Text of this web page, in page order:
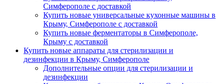
Симферополе с доставкой
Купить новые универсальные кухонные машины в
Крыму, Симферополе с доставкой
Купить новые ферментаторы в Симферополе,
Крыму с доставкой
Купить новые аппараты для стерилизации и
дезинфекции в Крыму, Симферополе
Дополнительные опции для стерилизации и
дезинфекции